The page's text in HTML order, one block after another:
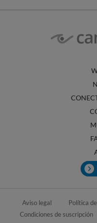
Aviso legal Política
Condiciones de suscripción